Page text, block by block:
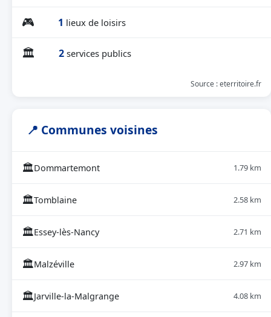
🎮 1 lieux de loisirs
🏛 2 services publics
Source : eterritoire.fr
📍 Communes voisines
🏛Dommartemont 1.79 km
🏛Tomblaine 2.58 km
🏛Essey-lès-Nancy 2.71 km
🏛Malzéville 2.97 km
🏛Jarville-la-Malgrange 4.08 km